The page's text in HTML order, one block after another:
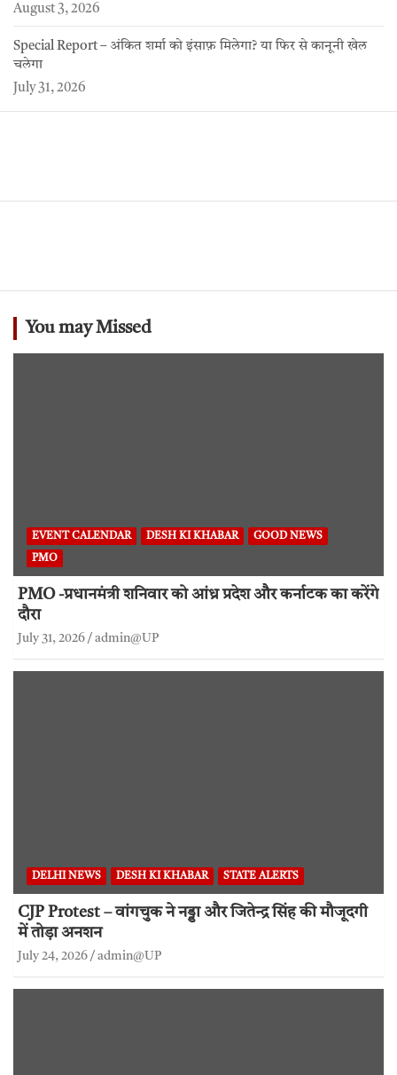
August 3, 2026
Special Report – अंकित शर्मा को इंसाफ़ मिलेगा? या फिर से कानूनी खेल
चलेगा
July 31, 2026
You may Missed
EVENT CALENDAR DESH KI KHABAR GOOD NEWS
PMO
PMO -प्रधानमंत्री शनिवार को आंध्र प्रदेश और कर्नाटक का करेंगे
दौरा
July 31, 2026 admin@UP
DELHI NEWS DESH KI KHABAR STATE ALERTS
CJP Protest – वांगचुक ने नड्डा और जितेन्द्र सिंह की मौजूदगी
में तोड़ा अनशन
July 24, 2026 admin@UP